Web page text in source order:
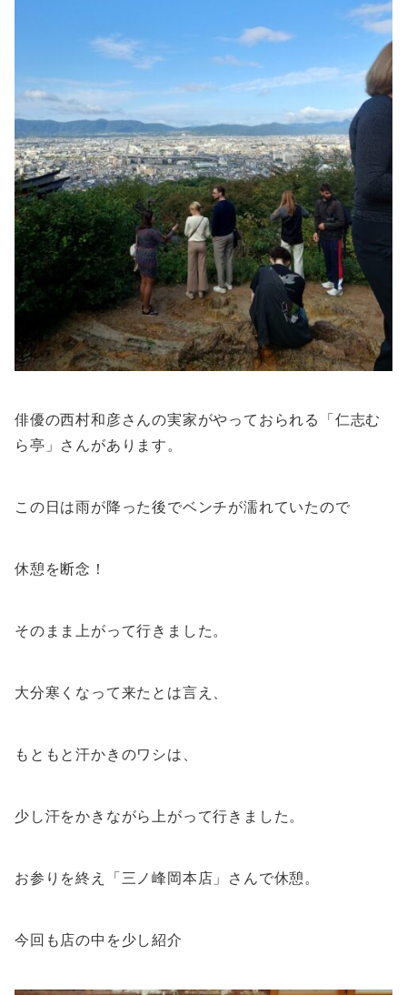
俳優の西村和彦さんの実家がやっておられる「仁志む
ら亭」さんがあります。
この日は雨が降った後でベンチが濡れていたので
休憩を断念！
そのまま上がって行きました。
大分寒くなって来たとは言え、
もともと汗かきのワシは、
少し汗をかきながら上がって行きました。
お参りを終え「三ノ峰岡本店」さんで休憩。
今回も店の中を少し紹介